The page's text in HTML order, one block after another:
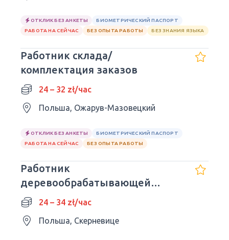
ОТКЛИК БЕЗ АНКЕТЫ
БИОМЕТРИЧЕСКИЙ ПАСПОРТ
РАБОТА НА СЕЙЧАС
БЕЗ ОПЫТА РАБОТЫ БЕЗ ЗНАНИЯ ЯЗЫКА
Работник склада/
комплектация заказов
24 – 32 zł/час
Польша, Ожарув-Мазовецкий
ОТКЛИК БЕЗ АНКЕТЫ
БИОМЕТРИЧЕСКИЙ ПАСПОРТ
РАБОТА НА СЕЙЧАС
БЕЗ ОПЫТА РАБОТЫ
Работник
деревообрабатывающей
продукции
24 – 34 zł/час
Польша, Скерневице